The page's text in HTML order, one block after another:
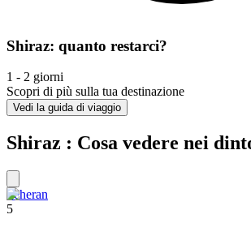
Shiraz: quanto restarci?
1 - 2 giorni
Scopri di più sulla tua destinazione
Vedi la guida di viaggio
Shiraz : Cosa vedere nei
Teheran
5